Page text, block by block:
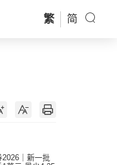
繁 简
2026｜新一批